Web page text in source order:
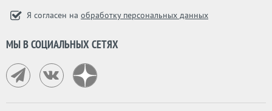
Я согласен на обработку персональных данных
МЫ В СОЦИАЛЬНЫХ СЕТЯХ